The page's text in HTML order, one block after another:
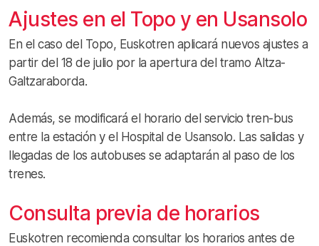
Ajustes en el Topo y en Usansolo
En el caso del Topo, Euskotren aplicará nuevos ajustes a
partir del 18 de julio por la apertura del tramo Altza-
Galtzaraborda.
Además, se modificará el horario del servicio tren-bus
entre la estación y el Hospital de Usansolo. Las salidas y
llegadas de los autobuses se adaptarán al paso de los
trenes.
Consulta previa de horarios
Euskotren recomienda consultar los horarios antes de